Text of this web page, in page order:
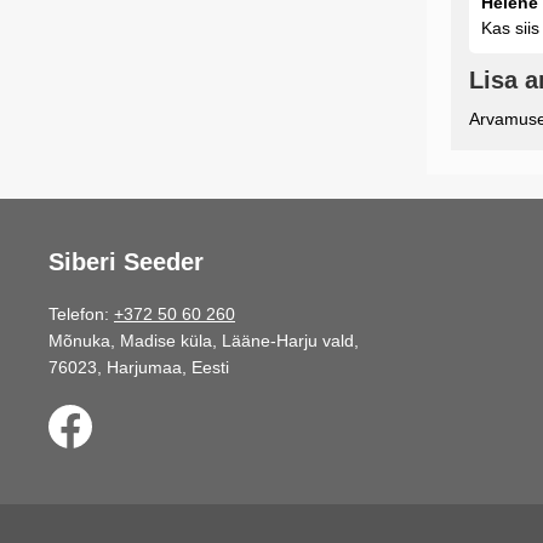
Kas
Lisa
Siberi Seeder
Telefon: +372 50 60 260
Mõnuka, Madise küla, Lääne-Harju vald,
76023, Harjumaa, Eesti